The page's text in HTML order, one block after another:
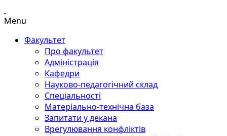
Menu
Факультет
Про факультет
Адміністрація
Кафедри
Науково-педагогічний склад
Спеціальності
Матеріально-технічна база
Запитати у декана
Врегулювання конфліктів